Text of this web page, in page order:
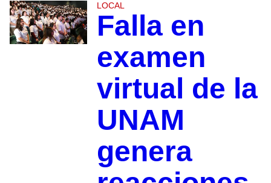
LOCAL
Falla en
examen
virtual de la
UNAM
genera